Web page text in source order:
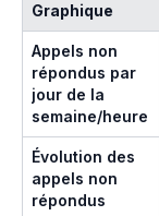
Graphique
Appels non
répondus par
jour de la
semaine/heure
Évolution des
appels non
répondus